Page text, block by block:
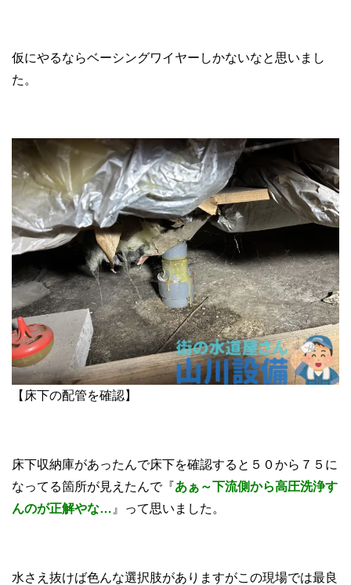
仮にやるならベーシングワイヤーしかないなと思いまし
た。
【床下の配管を確認】
床下収納庫があったんで床下を確認すると５０から７５に
なってる箇所が見えたんで『あぁ～下流側から高圧洗浄す
んのが正解やな… 』って思いました。
水さえ抜けば色んな選択肢がありますがこの現場では最良